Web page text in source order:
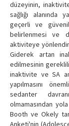
düzeyinin,
sağlığı alanında
geçerli ve
belirlenmesi ve
aktiviteye
Giderek artan
edilmesinin
inaktivite ve SA
yapılmasını
sedanter
olmamasından
Booth ve Okely
Anketi'nin